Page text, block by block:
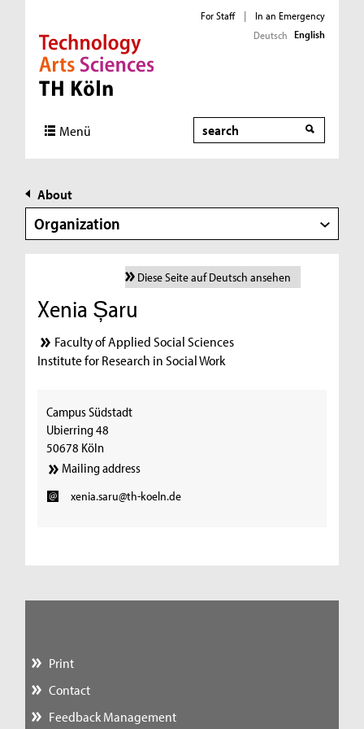
Direkt zur Hauptnavigation
Direkt zur Subnavigation
Direkt zum Inhalt
Direkt zum Fußbereich
For Staff |
In an Emergency
Deutsch English
Menü Search
About
Organization
Diese Seite auf Deutsch ansehen
Xenia Șaru
Faculty of Applied Social Sciences
Institute for Research in Social Work
Campus Südstadt
Ubierring 48
50678 Köln
Mailing address
xenia.saru@th-koeln.de
Print
Contact
Feedback Management